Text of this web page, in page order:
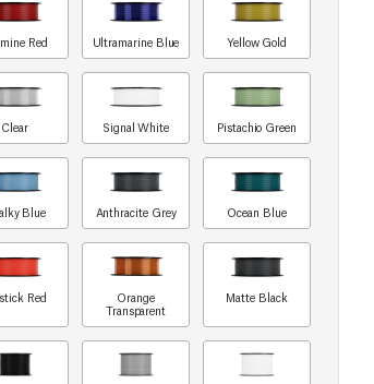
Red Ultramarine Blue Yellow Gold
Clear Signal White Pistachio Green
Blue Anthracite Grey Ocean Blue
Red
Orange
Transparent
Matte Black